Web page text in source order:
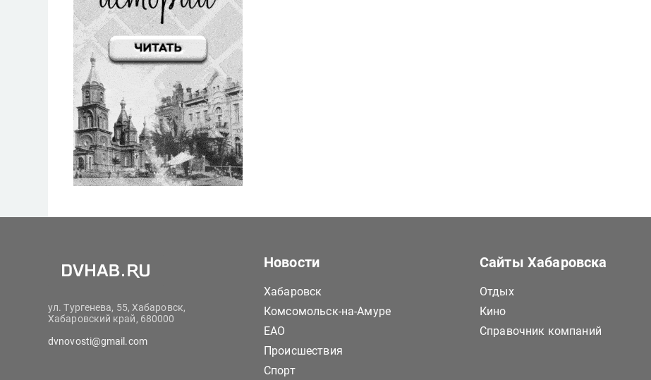
ул. Тургенева, 55, Хабаровск,
Хабаровский край, 680000
dvnovosti@gmail.com
Новости
Хабаровск
Комсомольск-на-Амуре
ЕАО
Происшествия
Спорт
Сайты Хабаровска
Отдых
Кино
Справочник компаний